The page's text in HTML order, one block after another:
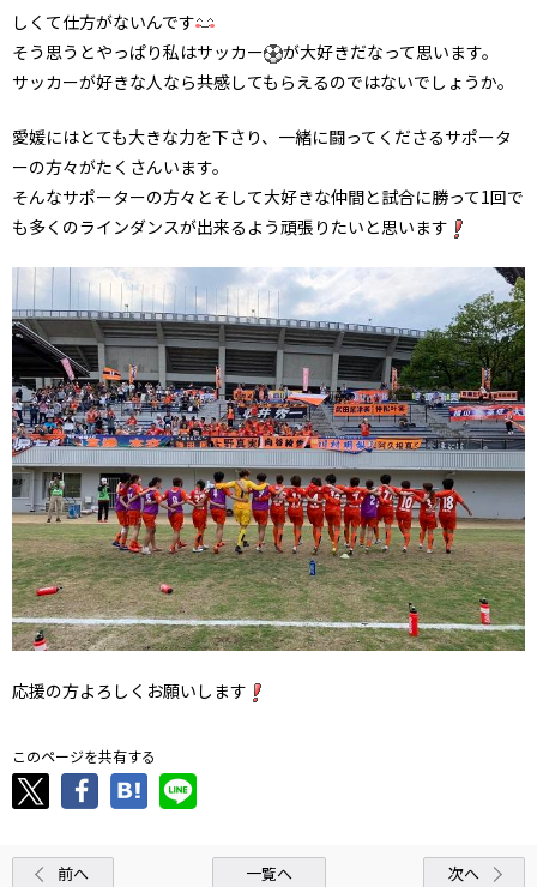
しくて仕方がないんです
そう思うとやっぱり私はサッカー
が大好きだなって思います。
サッカーが好きな人なら共感してもらえるのではないでしょうか。
愛媛にはとても大きな力を下さり、一緒に闘ってくださるサポータ
ーの方々がたくさんいます。
そんなサポーターの方々とそして大好きな仲間と試合に勝って1回で
も多くのラインダンスが出来るよう頑張りたいと思います
応援の方よろしくお願いします
このページを共有する
前へ 一覧へ 次へ